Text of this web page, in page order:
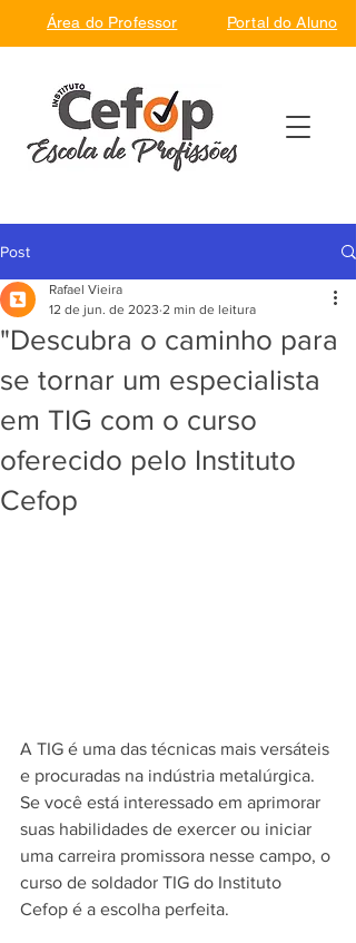
Área do Professor Portal do Aluno
Post
"Descubra o caminho para
se tornar um especialista
em TIG com o curso
oferecido pelo Instituto
Cefop
Rafael Vieira
12 de jun. de 2023 2 min de leitura
A TIG é uma das técnicas mais versáteis
e procuradas na indústria metalúrgica.
Se você está interessado em aprimorar
suas habilidades de exercer ou iniciar
uma carreira promissora nesse campo, o
curso de soldador TIG do Instituto
Cefop é a escolha perfeita.